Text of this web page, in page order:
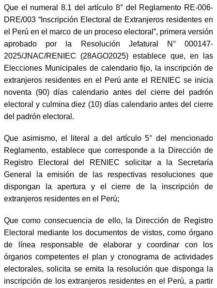
Que el numeral 8.1 del artículo 8° del Reglamento RE-006-
DRE/003 “Inscripción Electoral de Extranjeros residentes en
el Perú en el marco de un proceso electoral”, primera versión
aprobado por la Resolución Jefatural N° 000147-
2025/JNAC/RENIEC (28AGO2025) establece que, en las
Elecciones Municipales de calendario fijo, la inscripción de
extranjeros residentes en el Perú ante el RENIEC se inicia
noventa (90) días calendario antes del cierre del padrón
electoral y culmina diez (10) días calendario antes del cierre
del padrón electoral.
Que asimismo, el literal a del artículo 5° del mencionado
Reglamento, establece que corresponde a la Dirección de
Registro Electoral del RENIEC solicitar a la Secretaría
General la emisión de las respectivas resoluciones que
dispongan la apertura y el cierre de la inscripción de
extranjeros residentes en el Perú;
Que como consecuencia de ello, la Dirección de Registro
Electoral mediante los documentos de vistos, como órgano
de línea responsable de elaborar y coordinar con los
órganos competentes el plan y cronograma de actividades
electorales, solicita se emita la resolución que disponga la
inscripción de los extranjeros residentes en el Perú, a partir